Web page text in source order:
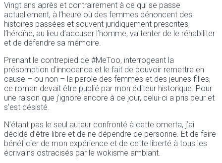
Vingt ans après et contrairement à ce qui se passe
actuellement, à l’heure où des femmes dénoncent des
histoires passées et souvent juridiquement prescrites,
l’héroïne, au lieu d’accuser l’homme, va tenter de le réhabiliter
et de défendre sa mémoire.
Prenant le contrepied de #MeToo, interrogeant la
présomption d’innocence et le fait de pouvoir remettre en
cause – ou non – la parole des femmes et des jeunes filles,
ce roman devait être publié par mon éditeur historique. Pour
une raison que j’ignore encore à ce jour, celui-ci a pris peur et
s’est désisté.
N’étant pas le seul auteur confronté à cette omerta, j’ai
décidé d’être libre et de ne dépendre de personne. Et de faire
bénéficier de mon expérience et de cette liberté à tous les
écrivains ostracisés par le wokisme ambiant.